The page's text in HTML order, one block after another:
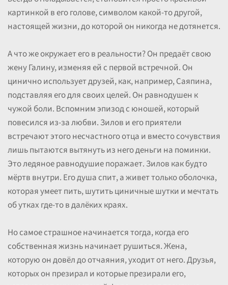
картинкой в его голове, символом какой-то другой,
настоящей жизни, до которой он никогда не дотянется.
А что же окружает его в реальности? Он предаёт свою
жену Галину, изменяя ей с первой встречной. Он
цинично использует друзей, как, например, Саяпина,
подставляя его для своих целей. Он равнодушен к
чужой боли. Вспомним эпизод с юношей, который
повесился из-за любви. Зилов и его приятели
встречают этого несчастного отца и вместо сочувствия
лишь пытаются вытянуть из него деньги на поминки.
Это ледяное равнодушие поражает. Зилов как будто
мёртв внутри. Его душа спит, а живет только оболочка,
которая умеет пить, шутить циничные шутки и мечтать
об утках где-то в далёких краях.
Но самое страшное начинается тогда, когда его
собственная жизнь начинает рушиться. Жена,
которую он довёл до отчаяния, уходит от него. Друзья,
которых он презирал и которые презирали его,